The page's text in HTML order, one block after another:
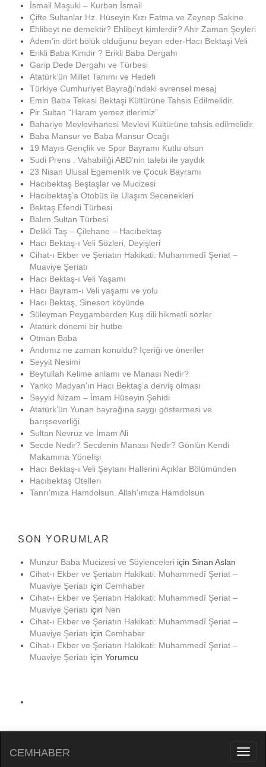
İsmail Maşuki – Kurban İsmail
Çifte Sultanlar Hz. Hüseyin Kızı Fatma ve Zeynep Sakine
Ehlibeyt ne demektir? Ehlibeyt kimlerdir? Ahir Zaman Şeyleri
Adem’in dört bölük olduğunu beyan eder-Hacı Bektaşi Veli
Erikli Baba Kimdir ? Erikli Baba Dergahı
Garip Dede Dergahı ve Türbesi
Atatürk’ün Millet Tanımı ve Hedefi
Türkiye Cumhuriyet Bayrağı’ndaki evrensel mesaj
Emin Baba Tekesi Bektaşi Kültürüne Tahsis Edilmelidir.
Pir Sultan “Haram yemez itlerimiz”
Bahariye Mevlevihanesi Mevlevi Kültürüne tahsis edilmelidir.
Baba Mansur ve Baba Mansur Ocağı
19 Mayıs Gençlik ve Spor Bayramı Kutlu olsun
Sudi Prens : Vahabiliği ABD’nin talebi ile yaydık
23 Nisan Ulusal Egemenlik ve Çocuk Bayramı
Hacıbektaş Beştaşlar ve Mucizesi
Hacıbektaş’a Otobüs ile Ulaşım Secenekleri
Bektaş Efendi Türbesi
Balım Sultan Türbesi
Delikli Taş – Çilehane – Hacıbektaş
Hacı Bektaş-ı Veli Sözleri, Deyişleri
Cihat-ı Ekber ve Şeriatın Hakikati: Muhammedî Şeriat –
Muaviye Şeriatı
Hacı Bektaş-ı Veli Yaşamı
Hacı Bayram-ı Veli yaşamı ve yolu
Hacı Bektaş, Sineson köyünde
Süleyman Peygamberden Kuş dili hikmetli sözler
Atatürk dönemi bir hutbe
Otman Baba
Andımız ne zaman konuldu? İçeriği ve öneriler
Seyyit Nesimi
Beytullah Kelime anlamı ve Manası Nedir?
Yanko Madyan’ın Hacı Bektaş’a derviş olması
Seyyid Nizam – İmam Hüseyin Şehidi
Atatürk’ün Yunan bayrağına saygı göstermesi ve
barışseverliği
Sultan Nevruz ve İmam Ali
Secde Nedir? Secdenin Manası Nedir? Gönlün Kendi
Makamına Yönelişi
Hacı Bektaş-ı Veli Şeytanı Hallerini Açıklar Bölümünden
Hacıbektaş Otelleri
Tanrı’mıza Hamdolsun. Allah’ımıza Hamdolsun
SON YORUMLAR
Munzur Baba Mucizesi ve Söylenceleri için Sinan Aslan
Cihat-ı Ekber ve Şeriatın Hakikati: Muhammedî Şeriat –
Muaviye Şeriatı için Cemhaber
Cihat-ı Ekber ve Şeriatın Hakikati: Muhammedî Şeriat –
Muaviye Şeriatı için Nen
Cihat-ı Ekber ve Şeriatın Hakikati: Muhammedî Şeriat –
Muaviye Şeriatı için Cemhaber
Cihat-ı Ekber ve Şeriatın Hakikati: Muhammedî Şeriat –
Muaviye Şeriatı için Yorumcu
CEMHABER